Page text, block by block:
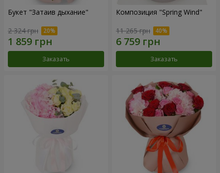
Букет "Затаив дыхание"
2 324 грн
Заказать
Композиция "Spring Wind"
11 265 грн
Заказать